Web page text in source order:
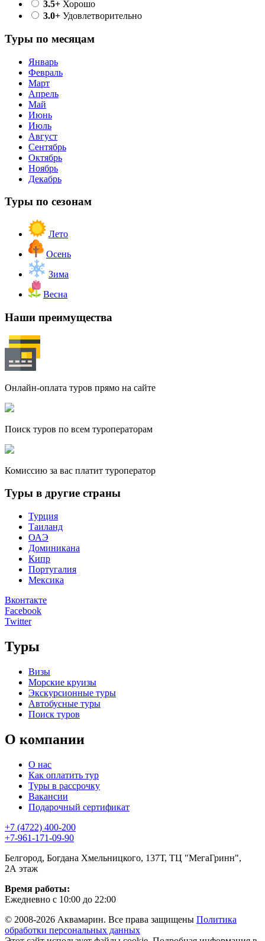
3.5+ Хорошо
3.0+ Удовлетворительно
Туры по месяцам
Январь
Февраль
Март
Апрель
Май
Июнь
Июль
Август
Сентябрь
Октябрь
Ноябрь
Декабрь
Туры по сезонам
Лето
Осень
Зима
Весна
Наши преимущества
Онлайн-оплата туров прямо на сайте
Поиск туров по всем туроператорам
Комиссию за вас платит туроператор
Туры в другие страны
Турция
Таиланд
ОАЭ
Доминикана
Кипр
Португалия
Мексика
Вконтакте
Facebook
Twitter
Туры
Визы
Морские круизы
Экскурсионные туры
Автобусные туры
Поиск туров
О компании
О нас
Как оплатить тур
Туры в рассрочку
Вакансии
Подарочный сертификат
+7 (4722) 400-200
+7-961-171-09-90
Белгород, Богдана Хмельницкого, 137Т, ТЦ "МегаГринн",
2А этаж
Время работы:
Ежедневно с 10:00 до 22:00
© 2008-2026 Аквамарин. Все права защищены Политика
обработки персональных данных